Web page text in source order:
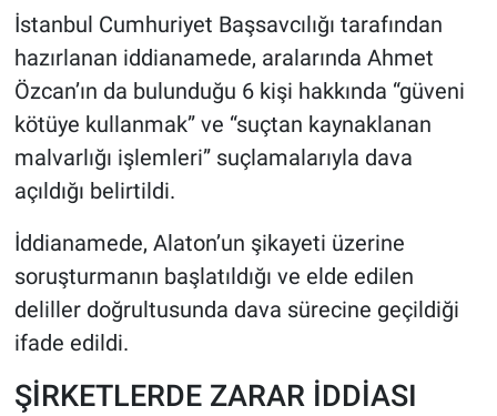
İstanbul Cumhuriyet Başsavcılığı tarafından
hazırlanan iddianamede, aralarında Ahmet
Özcan’ın da bulunduğu 6 kişi hakkında “güveni
kötüye kullanmak” ve “suçtan kaynaklanan
malvarlığı işlemleri” suçlamalarıyla dava
açıldığı belirtildi.
İddianamede, Alaton’un şikayeti üzerine
soruşturmanın başlatıldığı ve elde edilen
deliller doğrultusunda dava sürecine geçildiği
ifade edildi.
ŞİRKETLERDE ZARAR İDDİASI
ÇEVRE
HABERDE İNSAN
POLİTİKA
SPOR
MAGAZİN
Bilim, Teknoloji